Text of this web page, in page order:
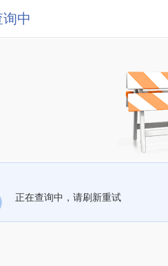
中
正在查询中，请刷新重试